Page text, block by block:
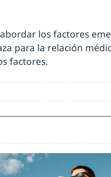
los factores
para la relación
factores.